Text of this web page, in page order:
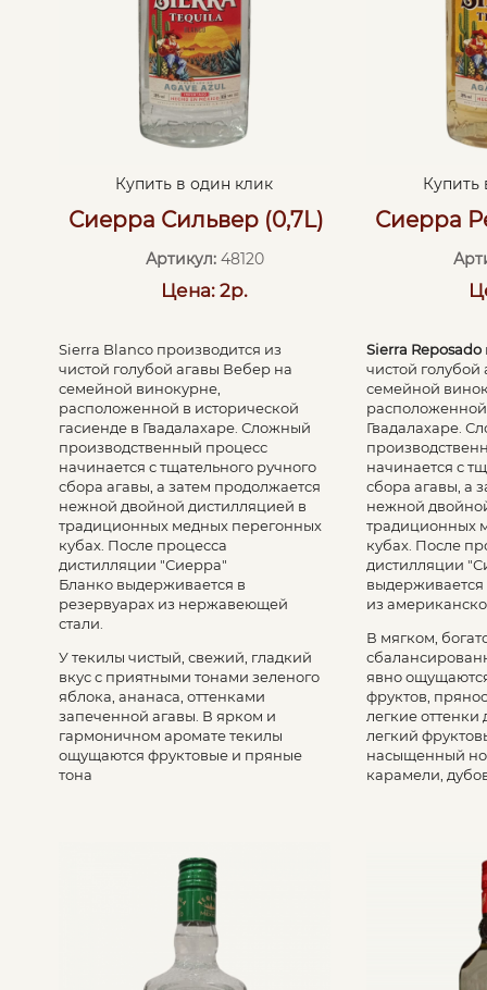
Купить в один клик
Сиерра Сильвер (0,7L)
Артикул:48120
Цена: 2р.
Sierra Blanco производится из
чистой голубой агавы Вебер на
семейной винокурне,
расположенной в исторической
гасиенде в Гвадалахаре. Сложный
производственный процесс
начинается с тщательного ручного
сбора агавы, а затем продолжается
нежной двойной дистилляцией в
традиционных медных перегонных
кубах. После процесса
дистилляции "Сиерра"
Бланко выдерживается в
резервуарах из нержавеющей
стали.
У текилы чистый, свежий, гладкий
вкус с приятными тонами зеленого
яблока, ананаса, оттенками
запеченной агавы. В ярком и
гармоничном аромате текилы
ощущаются фруктовые и пряные
тона
Купить
Сиерра
Sierra Reposado
чистой
семейной
Гвадалахаре.
начинается с
сбора агавы, а
нежной
традиционных
кубах. После
дистилляции
выдерживается
из
В мягком,
явно
фруктов,
легкие оттенки
легкий
насыщенный
карамели,